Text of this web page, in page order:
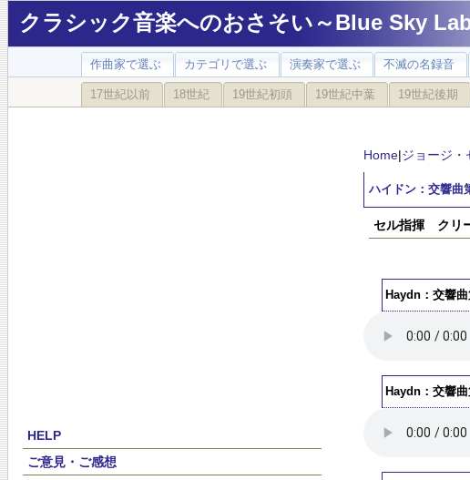
クラシック音楽へのおさそい～Blue Sky
作曲家で選ぶ カテゴリで選ぶ 演奏家で選ぶ 不滅の名録音
17世紀以前 18世紀 19世紀初頭 19世紀中葉 19世紀後期
HELP
ご意見・ご感想
Home|ジョージ・
ハイドン：交響
セル指揮 クリ
Haydn：交響
Haydn：交響